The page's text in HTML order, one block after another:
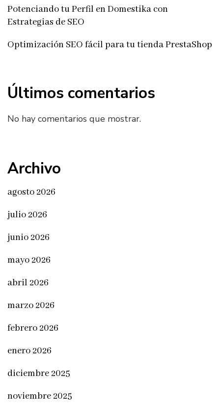
Potenciando tu Perfil en Domestika con
Estrategias de SEO
Optimización SEO fácil para tu tienda PrestaShop
Últimos comentarios
No hay comentarios que mostrar.
Archivo
agosto 2026
julio 2026
junio 2026
mayo 2026
abril 2026
marzo 2026
febrero 2026
enero 2026
diciembre 2025
noviembre 2025